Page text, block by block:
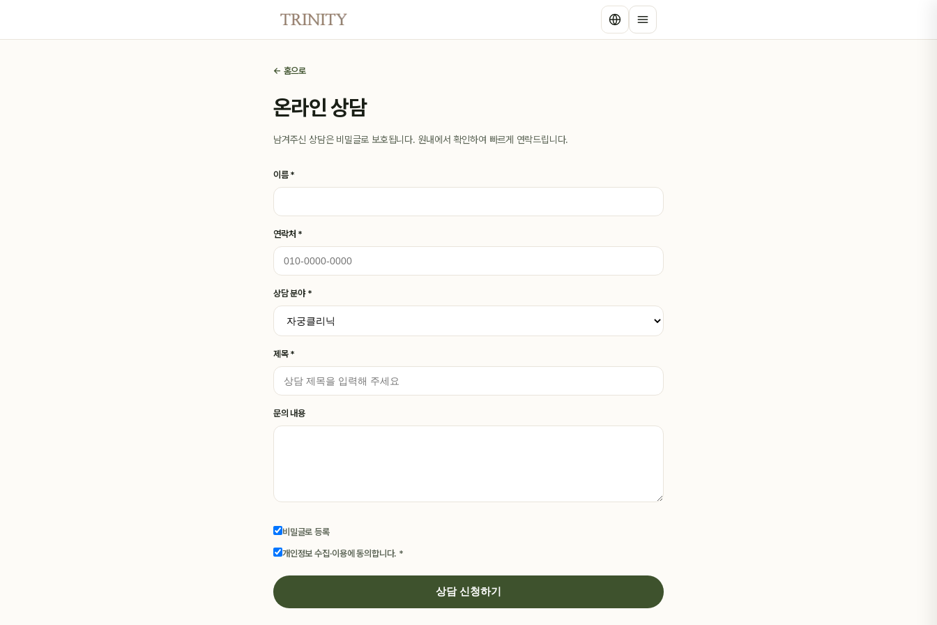
← 홈으로
온라인 상담
남겨주신 상담은 비밀글로 보호됩니다. 원내에서 확인하여 빠르게 연락드립니다.
이름 *
연락처 *
상담 분야 *
제목 *
문의 내용
비밀글로 등록
개인정보 수집·이용에 동의합니다. *
상담 신청하기